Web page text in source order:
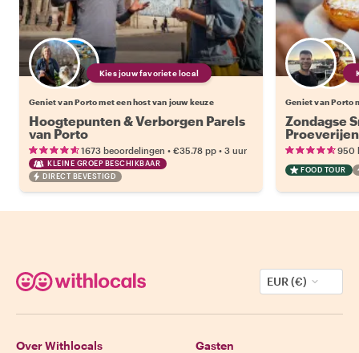
Kies jouw favoriete local
Geniet van Porto met een host van jouw keuze
Hoogtepunten & Verborgen Parels
van Porto
1673 beoordelingen • €35.78 pp • 3 uur
KLEINE GROEP BESCHIKBAAR
DIRECT BEVESTIGD
Geniet van Porto
Zondagse
950
FOOD TOUR
EUR (€)
Over Withlocals Gasten